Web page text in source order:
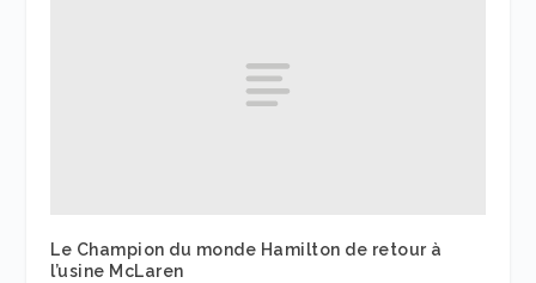
Le Champion du monde Hamilton de retour à
l’usine McLaren